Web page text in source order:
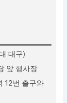
대구)
앞 행사장
12번 출구와